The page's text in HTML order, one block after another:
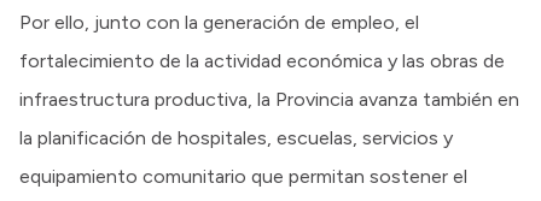
Por ello, junto con la generación de empleo, el
fortalecimiento de la actividad económica y las obras de
infraestructura productiva, la Provincia avanza también en
la planificación de hospitales, escuelas, servicios y
equipamiento comunitario que permitan sostener el